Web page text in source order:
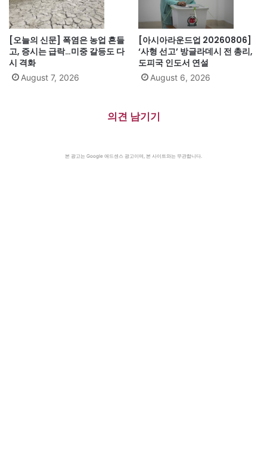
[오늘의 신문] 폭염은 농업 흔들
고, 증시는 급락…미중 갈등도 다
시 격화
August 7, 2026
[아시아라운드업 20260806]
‘사형 선고’ 방글라데시 전 총리,
도피국 인도서 연설
August 6, 2026
의견 남기기
본 광고는 Google 애드센스 광고이며, 본 사이트와는 무관합니다.